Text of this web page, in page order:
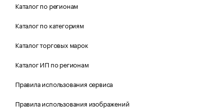
Каталог по регионам
Каталог по категориям
Каталог торговых марок
Каталог ИП по регионам
Правила использования сервиса
Правила использования изображений